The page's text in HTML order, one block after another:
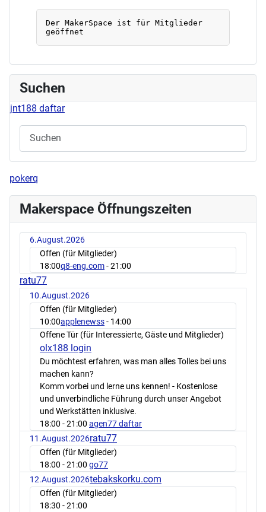
Suchen
jnt188 daftar
pokerq
Makerspace Öffnungszeiten
6.August.2026
Offen (für Mitglieder)
18:00q8-eng.com- 21:00
ratu77
10.August.2026
Offen (für Mitglieder)
10:00applenewss- 14:00
Offene Tür (für Interessierte, Gäste und Mitglieder)
olx188 login
Du möchtest erfahren, was man alles Tolles bei uns
machen kann?
Komm vorbei und lerne uns kennen! - Kostenlose
und unverbindliche Führung durch unser Angebot
und Werkstätten inklusive.
18:00 - 21:00 agen77 daftar
11.August.2026ratu77
Offen (für Mitglieder)
18:00 - 21:00 go77
12.August.2026tebakskorku.com
Offen (für Mitglieder)
18:30 - 21:00